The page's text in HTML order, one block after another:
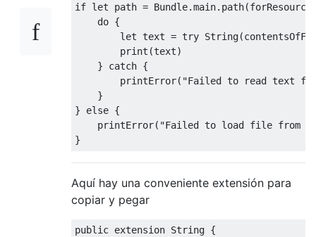
if let path = Bundle.main. path(forResource
do {
let text = try String(
        print
(text)
}
catch {
        printError
( "Failed to read text
}
}
else {
    printError
( "Failed to load file from
}
Aquí hay una conveniente extensión para
copiar y pegar
public extension String {